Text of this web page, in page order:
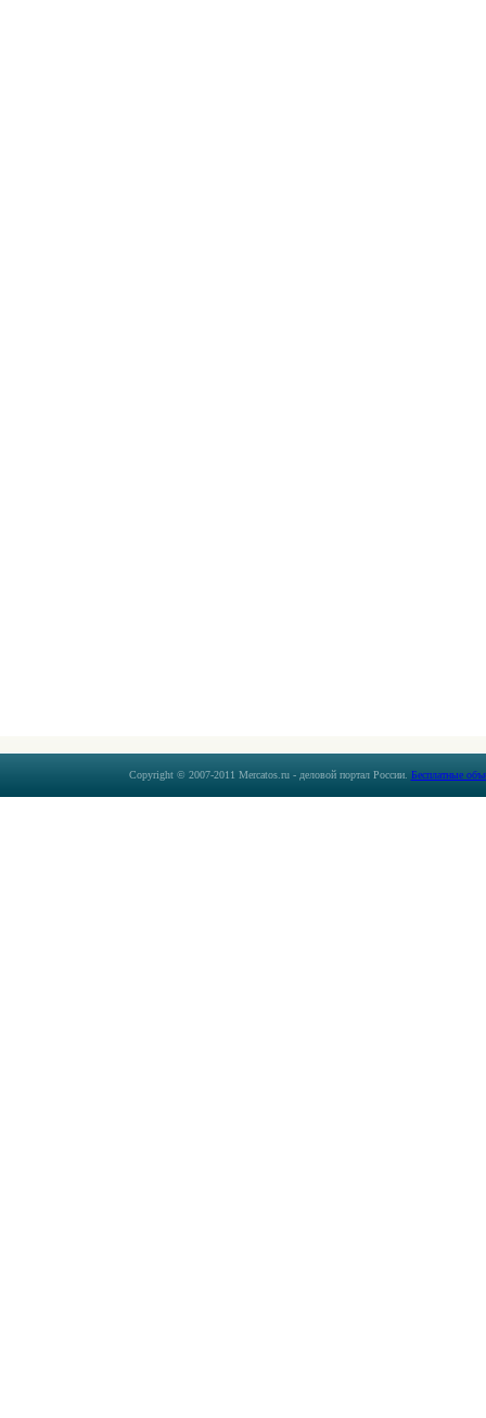
Copyright © 2007-2011 Mercatos.ru - деловой портал России. Бесплатные